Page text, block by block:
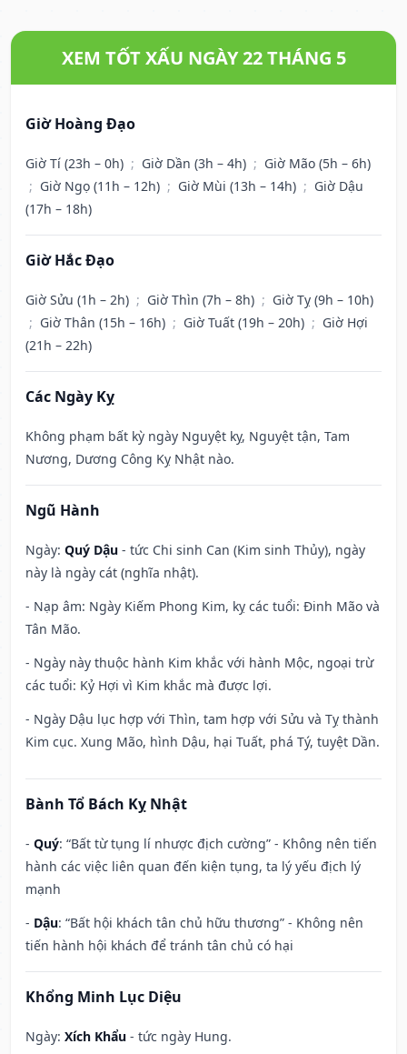
XEM TỐT XẤU NGÀY 22 THÁNG 5
Giờ Hoàng Đạo
Giờ Tí (23h – 0h) ; Giờ Dần (3h – 4h) ; Giờ Mão (5h – 6h)
; Giờ Ngọ (11h – 12h) ; Giờ Mùi (13h – 14h) ; Giờ Dậu
(17h – 18h)
Giờ Hắc Đạo
Giờ Sửu (1h – 2h) ; Giờ Thìn (7h – 8h) ; Giờ Tỵ (9h – 10h)
; Giờ Thân (15h – 16h) ; Giờ Tuất (19h – 20h) ; Giờ Hợi
(21h – 22h)
Các Ngày Kỵ
Không phạm bất kỳ ngày Nguyệt kỵ, Nguyệt tận, Tam
Nương, Dương Công Kỵ Nhật nào.
Ngũ Hành
Ngày: Quý Dậu - tức Chi sinh Can (Kim sinh Thủy), ngày
này là ngày cát (nghĩa nhật).
- Nạp âm: Ngày Kiếm Phong Kim, kỵ các tuổi: Đinh Mão và
Tân Mão.
- Ngày này thuộc hành Kim khắc với hành Mộc, ngoại trừ
các tuổi: Kỷ Hợi vì Kim khắc mà được lợi.
- Ngày Dậu lục hợp với Thìn, tam hợp với Sửu và Tỵ thành
Kim cục. Xung Mão, hình Dậu, hại Tuất, phá Tý, tuyệt Dần.
Bành Tổ Bách Kỵ Nhật
- Quý: “Bất từ tụng lí nhược địch cường” - Không nên tiến
hành các việc liên quan đến kiện tụng, ta lý yếu địch lý
mạnh
- Dậu: “Bất hội khách tân chủ hữu thương” - Không nên
tiến hành hội khách để tránh tân chủ có hại
Khổng Minh Lục Diệu
Ngày: Xích Khẩu - tức ngày Hung.